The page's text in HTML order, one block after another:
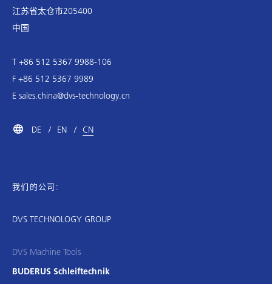
江苏省太仓市205400
中国
T +86 512 5367 9988-106
F +86 512 5367 9989
E sales.china@dvs-technology.cn
DE EN CN
我们的公司:
DVS TECHNOLOGY GROUP
DVS Machine Tools
BUDERUS Schleiftechnik